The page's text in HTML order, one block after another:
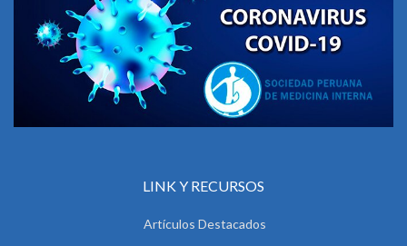
LINK Y RECURSOS
Artículos Destacados